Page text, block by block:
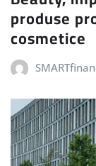
produse
cosmetice